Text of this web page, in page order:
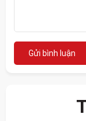
Gửi bình luận